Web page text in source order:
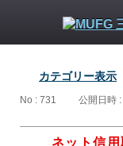
カテゴリー表示
No : 731 公開日時
ネット信